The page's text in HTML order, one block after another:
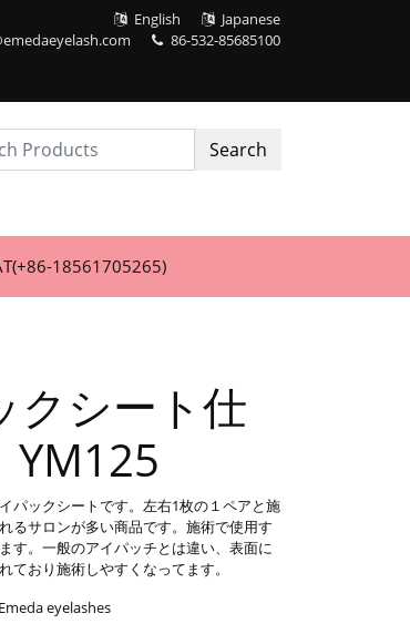
English
Japanese
86-532-85685100
Search
18561705265)
クシート仕
パックシートです。左右1枚の１ペアと施
るサロンが多い商品です。施術で使用す
す。一般のアイパッチとは違い、表面に
ており施術しやすくなってます。
Emeda eyelashes